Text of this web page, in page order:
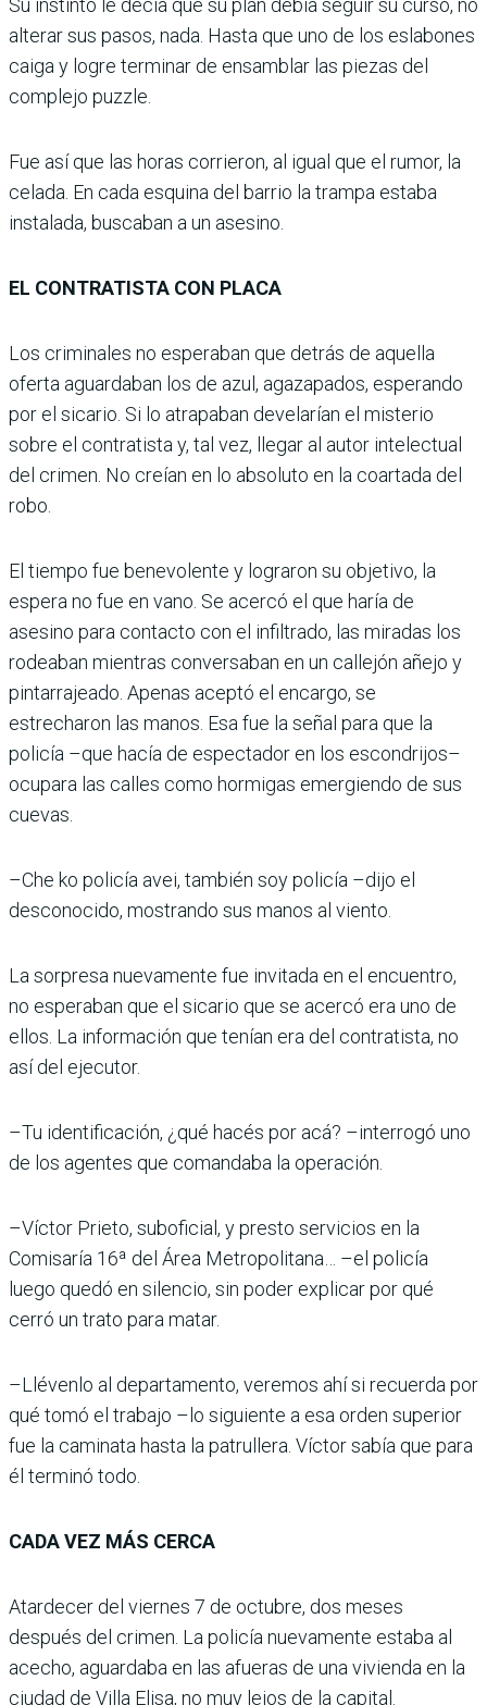
Su instinto le decía que su plan debía seguir su curso, no
alterar sus pasos, nada. Hasta que uno de los eslabones
caiga y logre terminar de ensamblar las piezas del
complejo puzzle.
Fue así que las horas corrieron, al igual que el rumor, la
celada. En cada esquina del barrio la trampa estaba
instalada, buscaban a un asesino.
EL CONTRATISTA CON PLACA
Los criminales no esperaban que detrás de aquella
oferta aguardaban los de azul, agazapados, esperando
por el sicario. Si lo atrapaban develarían el misterio
sobre el contratista y, tal vez, llegar al autor intelectual
del crimen. No creían en lo absoluto en la coartada del
robo.
El tiempo fue benevolente y lograron su objetivo, la
espera no fue en vano. Se acercó el que haría de
asesino para contacto con el infiltrado, las miradas los
rodeaban mientras conversaban en un callejón añejo y
pintarrajeado. Apenas aceptó el encargo, se
estrecharon las manos. Esa fue la señal para que la
policía –que hacía de espectador en los escondrijos–
ocupara las calles como hormigas emergiendo de sus
cuevas.
–Che ko policía avei, también soy policía –dijo el
desconocido, mostrando sus manos al viento.
La sorpresa nuevamente fue invitada en el encuentro,
no esperaban que el sicario que se acercó era uno de
ellos. La información que tenían era del contratista, no
así del ejecutor.
–Tu identificación, ¿qué hacés por acá? –interrogó uno
de los agentes que comandaba la operación.
–Víctor Prieto, suboficial, y presto servicios en la
Comisaría 16ª del Área Metropolitana… –el policía
luego quedó en silencio, sin poder explicar por qué
cerró un trato para matar.
–Llévenlo al departamento, veremos ahí si recuerda por
qué tomó el trabajo –lo siguiente a esa orden superior
fue la caminata hasta la patrullera. Víctor sabía que para
él terminó todo.
CADA VEZ MÁS CERCA
Atardecer del viernes 7 de octubre, dos meses
después del crimen. La policía nuevamente estaba al
acecho, aguardaba en las afueras de una vivienda en la
ciudad de Villa Elisa, no muy lejos de la capital.